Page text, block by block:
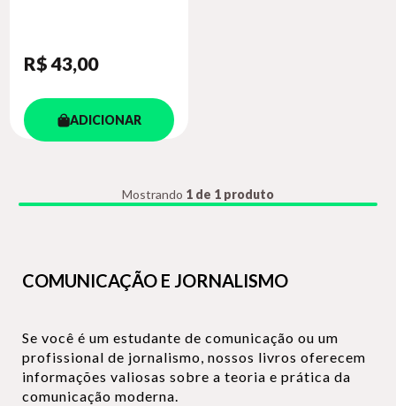
R$ 43,00
ADICIONAR
Mostrando 1 de 1 produto
COMUNICAÇÃO E JORNALISMO
Se você é um estudante de comunicação ou um
profissional de jornalismo, nossos livros oferecem
informações valiosas sobre a teoria e prática da
comunicação moderna.